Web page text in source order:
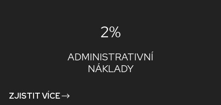
2%
ADMINISTRATIVNÍ
NÁKLADY
ZJISTIT VÍCE